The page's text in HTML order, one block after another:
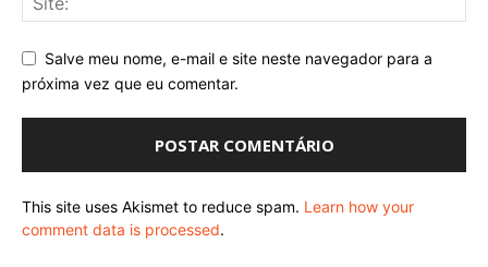
Salve meu nome, e-mail e site neste navegador para a
próxima vez que eu comentar.
This site uses Akismet to reduce spam. Learn how your
comment data is processed.